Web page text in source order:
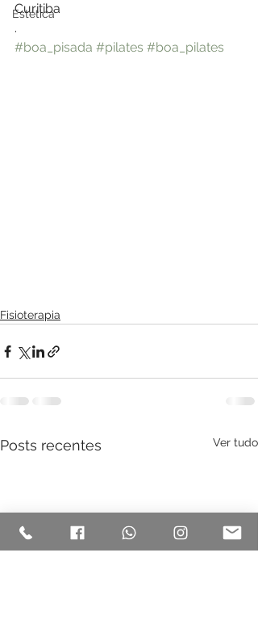
Estética
Curitiba
.
#boa_pisada #pilates #boa_pilates
Fisioterapia
Posts recentes Ver tudo